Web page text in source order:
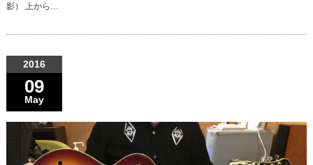
影） 上から…
2016
09
May